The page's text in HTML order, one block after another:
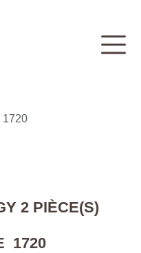
1720
2 PIÈCE(S)
1720